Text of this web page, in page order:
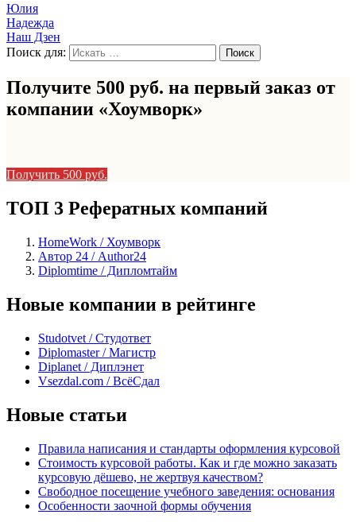
Юлия
Надежда
Наш Дзен
Поиск для:
Получите 500 руб. на первый заказ от
компании «Хоумворк»
Получить 500 руб.
ТОП 3 Рефератных компаний
HomeWork / Хоумворк
Автор 24 / Author24
Diplomtime / Дипломтайм
Новые компании в рейтинге
Studotvet / Студответ
Diplomaster / Магистр
Diplanet / Диплэнет
Vsezdal.com / ВсёСдал
Новые статьи
Правила написания и стандарты оформления курсовой
Стоимость курсовой работы. Как и где можно заказать
курсовую дёшево, не жертвуя качеством?
Свободное посещение учебного заведения: основания
Особенности заочной формы обучения